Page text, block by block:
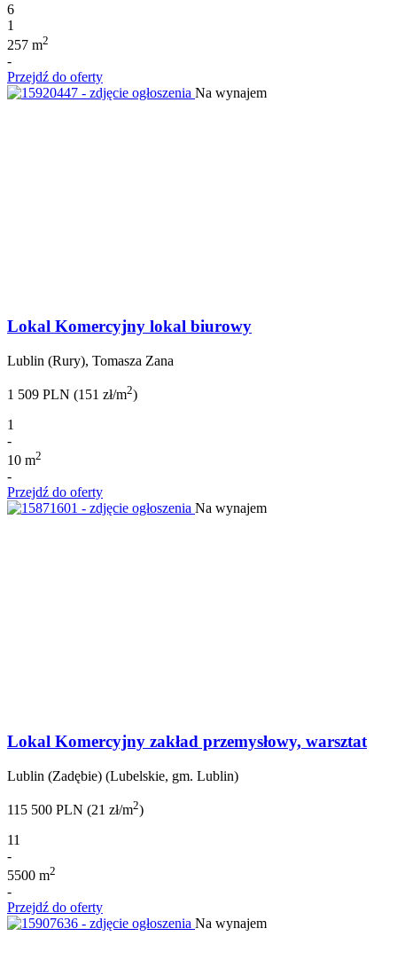
6
1
257 m2
-
Przejdź do oferty
Na wynajem
Lokal Komercyjny lokal biurowy
Lublin (Rury), Tomasza Zana
1 509 PLN (151 zł/m2)
1
-
10 m2
-
Przejdź do oferty
Na wynajem
Lokal Komercyjny zakład przemysłowy, warsztat
Lublin (Zadębie) (Lubelskie, gm. Lublin)
115 500 PLN (21 zł/m2)
11
-
5500 m2
-
Przejdź do oferty
Na wynajem